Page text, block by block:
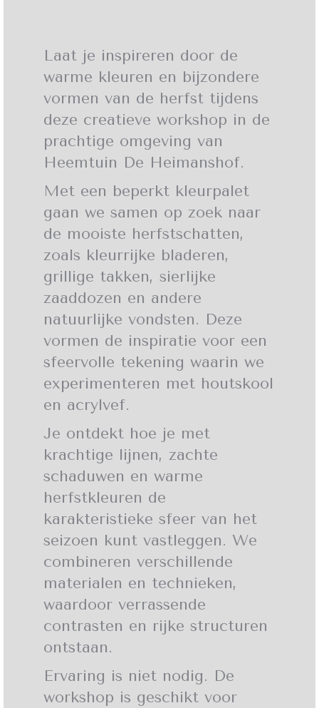
Laat je inspireren door de
warme kleuren en bijzondere
vormen van de herfst tijdens
deze creatieve workshop in de
prachtige omgeving van
Heemtuin De Heimanshof.
Met een beperkt kleurpalet
gaan we samen op zoek naar
de mooiste herfstschatten,
zoals kleurrijke bladeren,
grillige takken, sierlijke
zaaddozen en andere
natuurlijke vondsten. Deze
vormen de inspiratie voor een
sfeervolle tekening waarin we
experimenteren met houtskool
en acrylvef.
Je ontdekt hoe je met
krachtige lijnen, zachte
schaduwen en warme
herfstkleuren de
karakteristieke sfeer van het
seizoen kunt vastleggen. We
combineren verschillende
materialen en technieken,
waardoor verrassende
contrasten en rijke structuren
ontstaan.
Ervaring is niet nodig. De
workshop is geschikt voor